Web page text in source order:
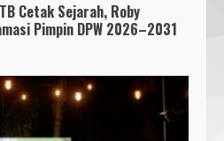
Cetak Sejarah, Roby
Pimpin DPW 2026–2031